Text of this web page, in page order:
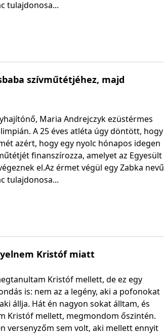
tulajdonosa...
szívműtétjéhez, majd
Maria Andrejczyk ezüstérmes
A 25 éves atléta úgy döntött, hogy
azért, hogy egy nyolc hónapos idegen
finanszírozza, amelyet az Egyesült
el.Az érmet végül egy Zabka nevű
tulajdonosa...
Kristóf miatt
Kristóf mellett, de ez egy
is: nem az a legény, aki a pofonokat
állja. Hát én nagyon sokat álltam, és
Kristóf mellett, megmondom őszintén.
versenyzőm sem volt, aki mellett ennyit